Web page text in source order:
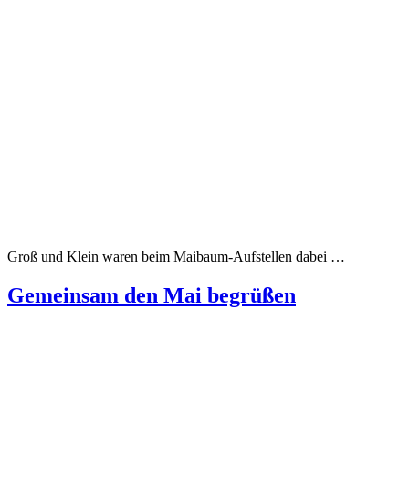
Groß und Klein waren beim Maibaum-Aufstellen dabei …
Gemeinsam den Mai begrüßen